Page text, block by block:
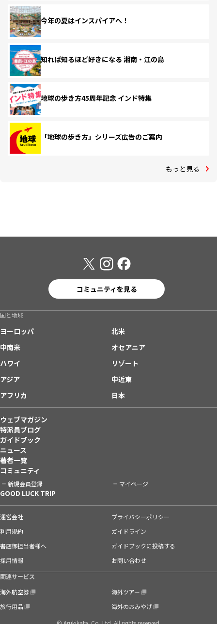
今年の夏はインスパイアへ！
知れば知るほど好きになる 湘南・江の島
地球の歩き方45周年記念 インド特集
「地球の歩き方」シリーズ広告のご案内
もっと見る
コミュニティを見る
国と地域
ヨーロッパ
北米
中南米
オセアニア
ハワイ
リゾート
アジア
中近東
アフリカ
日本
ウェブマガジン
特派員ブログ
ガイドブック
ニュース
著者一覧
コミュニティ
新規会員登録 マイページ
GOOD LUCK TRIP
運営会社
プライバシーポリシー
利用規約
ガイドライン
書店御担当者様へ
ガイドブックに投稿する
採用情報
お問い合わせ
関連サービス
海外航空券
海外ツアー
旅行用品
海外のおみやげ